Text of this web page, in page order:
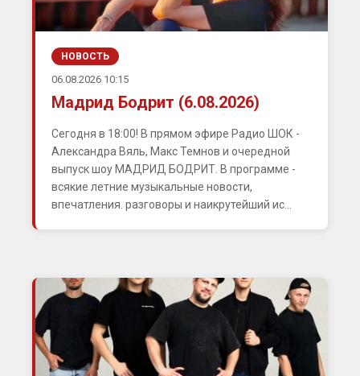
НОВОСТЬ
06.08.2026 10:15
Мадрид Бодрит (6.08.2026)
Сегодня в 18:00! В прямом эфире Радио ШОК -
Александра Вяль, Макс Темнов и очередной
выпуск шоу МАДРИД БОДРИТ. В программе -
всякие летние музыкальные новости,
впечатления. разговоры и наикрутейший ис...